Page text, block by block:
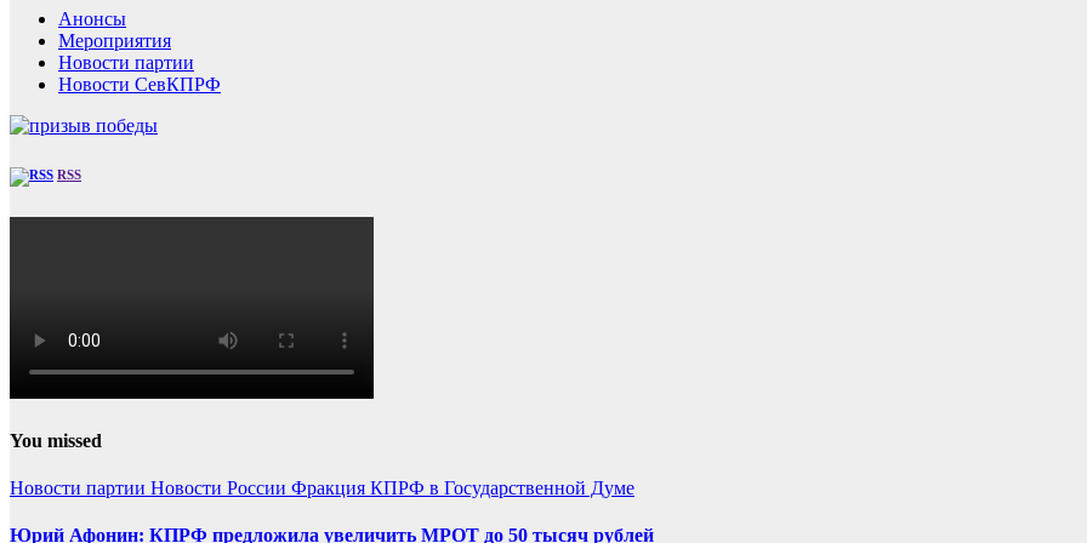
Анонсы
Мероприятия
Новости партии
Новости СевКПРФ
RSS
You missed
Новости партии Новости России Фракция КПРФ в Государственной Думе
Юрий Афонин: КПРФ предложила увеличить МРОТ до 50 тысяч рублей